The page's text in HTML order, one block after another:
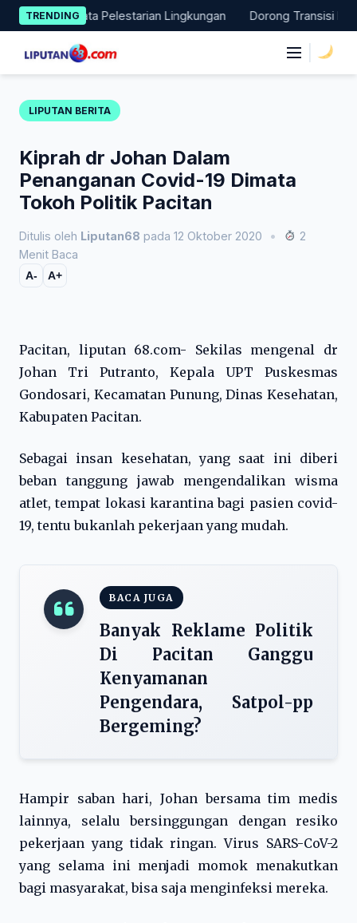
Skip
to
content
TRENDING
Aksi Nyata Pelestarian Lingkungan Dorong Transisi Energi di
LIPUTAN BERITA
Kiprah dr Johan Dalam
Penanganan Covid-19 Dimata
Tokoh Politik Pacitan
Ditulis oleh Liputan68 pada 12 Oktober 2020 •
2
Menit Baca
A- A+
Pacitan, liputan 68.com- Sekilas mengenal dr
Johan Tri Putranto, Kepala UPT Puskesmas
Gondosari, Kecamatan Punung, Dinas Kesehatan,
Kabupaten Pacitan.
Sebagai insan kesehatan, yang saat ini diberi
beban tanggung jawab mengendalikan wisma
atlet, tempat lokasi karantina bagi pasien covid-
19, tentu bukanlah pekerjaan yang mudah.
BACA JUGA
Banyak Reklame Politik
Di Pacitan Ganggu
Kenyamanan
Pengendara, Satpol-pp
Bergeming?
Hampir saban hari, Johan bersama tim medis
lainnya, selalu bersinggungan dengan resiko
pekerjaan yang tidak ringan. Virus SARS-CoV-2
yang selama ini menjadi momok menakutkan
bagi masyarakat, bisa saja menginfeksi mereka.